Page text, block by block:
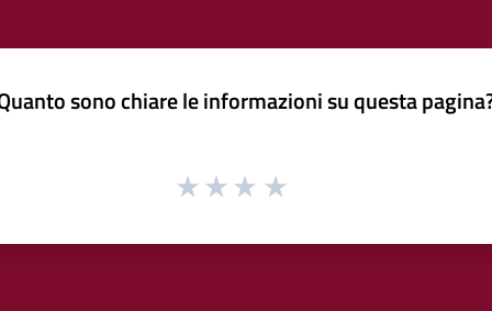
sono chiare le informazioni su questa